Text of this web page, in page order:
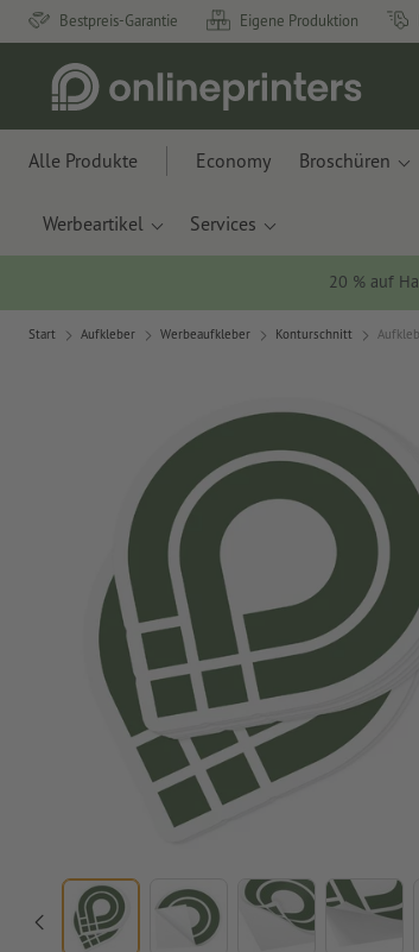
Bestpreis-Garantie Eigene Produktion
Alle Produkte Economy Broschüren
Werbeartikel Services
20 % auf
Start Aufkleber Werbeaufkleber Konturschnitt